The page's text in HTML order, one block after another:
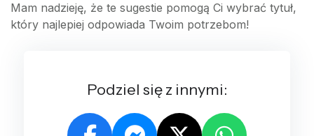
Mam nadzieję, że te sugestie pomogą Ci wybrać tytuł,
który najlepiej odpowiada Twoim potrzebom!
Podziel się z innymi: